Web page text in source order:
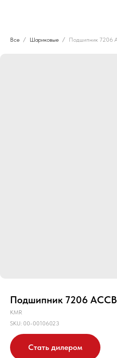
Все Шариковые Подшипник 7206
Подшипник 7206
KMR
SKU: 00-00106023
Стать дилером